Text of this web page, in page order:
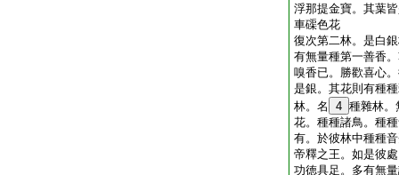
浮那提金寶。其葉
車磲色花
復次第二林。是白
有無量種第一善香
嗅香已。勝歡喜心
是銀。其花則有種
林。名
4 種雜林。
花。種種諸鳥。種
有。於彼林中種種
帝釋之王。如是彼
功徳具足。多有無